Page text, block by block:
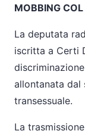
MOBBING
La deputata
iscritta a Certi
allontanata dal
transessuale.
La